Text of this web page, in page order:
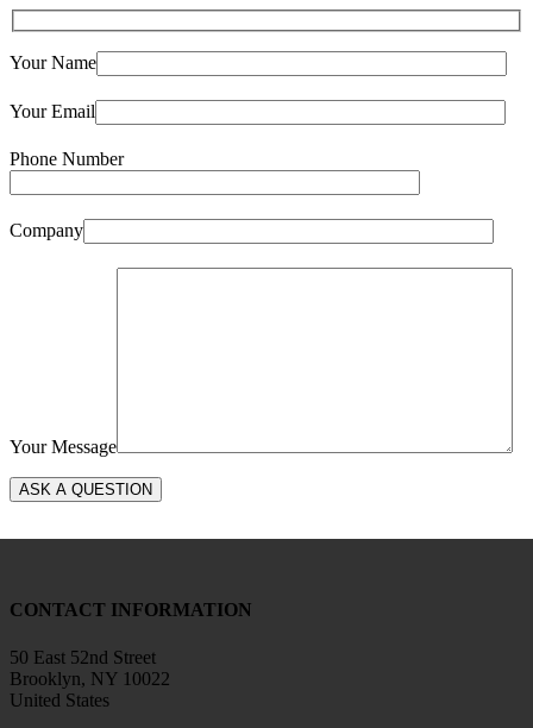
Your Name
Your Email
Phone Number
Company
Your Message
CONTACT INFORMATION
50 East 52nd Street
Brooklyn, NY 10022
United States